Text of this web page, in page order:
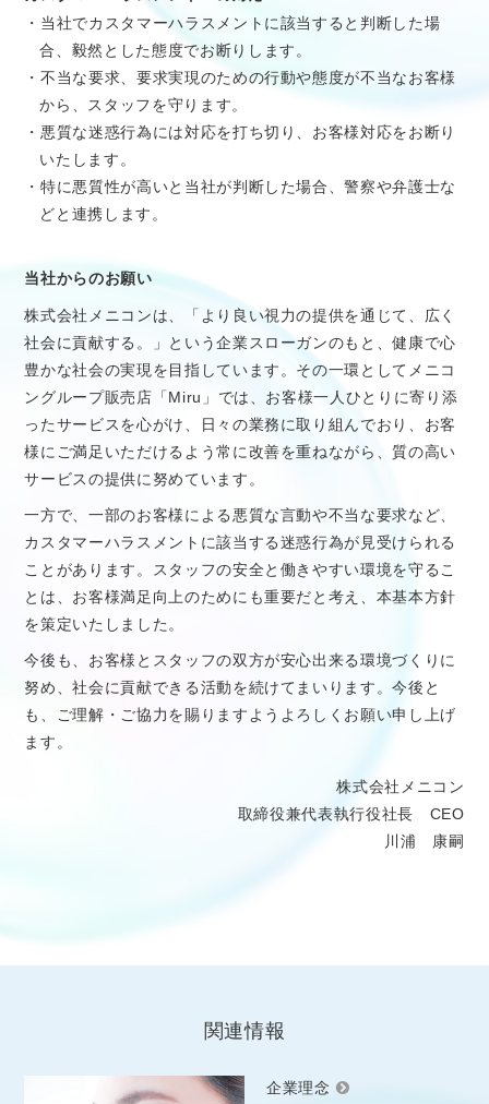
・当社でカスタマーハラスメントに該当すると判断した場
合、毅然とした態度でお断りします。
・不当な要求、要求実現のための行動や態度が不当なお客様
から、スタッフを守ります。
・悪質な迷惑行為には対応を打ち切り、お客様対応をお断り
いたします。
・特に悪質性が高いと当社が判断した場合、警察や弁護士な
どと連携します。
当社からのお願い
株式会社メニコンは、「より良い視力の提供を通じて、広く
社会に貢献する。」という企業スローガンのもと、健康で心
豊かな社会の実現を目指しています。その一環としてメニコ
ングループ販売店「Miru」では、お客様一人ひとりに寄り添
ったサービスを心がけ、日々の業務に取り組んでおり、お客
様にご満足いただけるよう常に改善を重ねながら、質の高い
サービスの提供に努めています。
一方で、一部のお客様による悪質な言動や不当な要求など、
カスタマーハラスメントに該当する迷惑行為が見受けられる
ことがあります。スタッフの安全と働きやすい環境を守るこ
とは、お客様満足向上のためにも重要だと考え、本基本方針
を策定いたしました。
今後も、お客様とスタッフの双方が安心出来る環境づくりに
努め、社会に貢献できる活動を続けてまいります。今後と
も、ご理解・ご協力を賜りますようよろしくお願い申し上げ
ます。
株式会社メニコン
取締役兼代表執行役社長 CEO
川浦 康嗣
関連情報
企業理念